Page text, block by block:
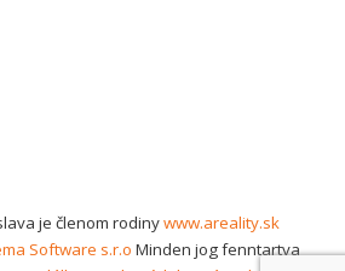
je členom rodinywww.areality.sk
Software s.r.o Minden jog fenntartva